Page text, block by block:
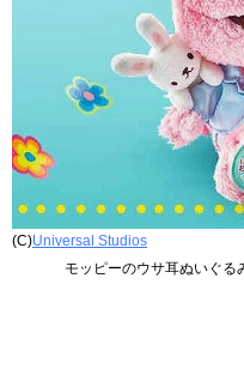
(C)Universal Studios
モッピーのウサ耳ぬいぐ